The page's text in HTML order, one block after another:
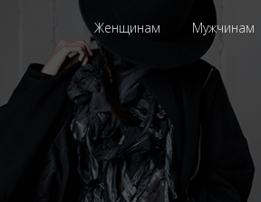
Женщинам Мужчинам